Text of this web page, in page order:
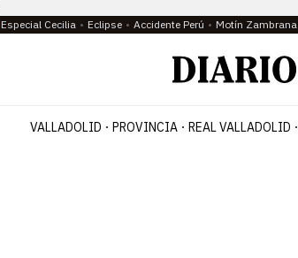
Especial Cecilia Eclipse Accidente Perú Motín Zambrana
VALLADOLID PROVINCIA REAL VALLADOLID